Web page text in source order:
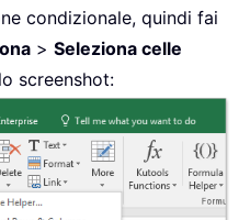
condizionale, quindi fai
> Seleziona celle
screenshot: